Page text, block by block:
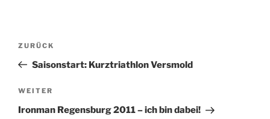
Beitragsnavigation
Vorheriger
Beitrag
ZURÜCK
Saisonstart: Kurztriathlon Versmold
Nächster
Beitrag
WEITER
Ironman Regensburg 2011 – ich bin dabei!